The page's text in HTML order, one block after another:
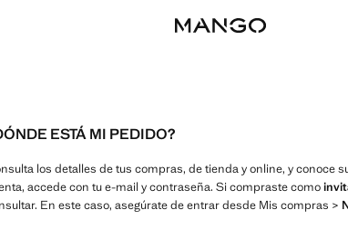
ESTÁ MI PEDIDO?
los detalles de tus compras, de tienda y online, y conoce
accede con tu e-mail y contraseña. Si compraste como
En este caso, asegúrate de entrar desde Mis compras >